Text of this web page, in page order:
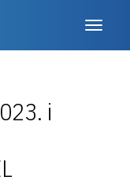
i